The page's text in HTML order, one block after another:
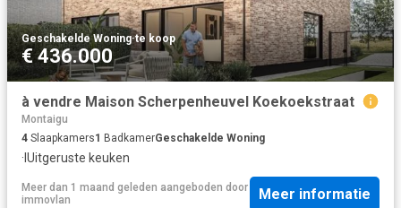
Geschakelde Woning·te koop
€ 436.000
à vendre Maison Scherpenheuvel Koekoekstraat
Montaigu
4 Slaapkamers1 BadkamerGeschakelde Woning
·IUitgeruste keuken
Meer dan 1 maand geleden aangeboden door
immovlan
Meer informatie